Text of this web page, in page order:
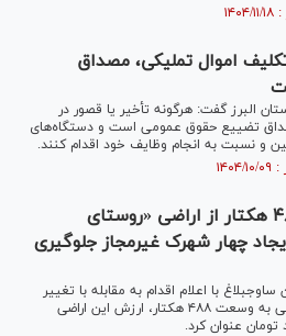
اموال تملیکی، مصداق
البرز گفت: هرگونه تأخیر یا قصور در
تضییع حقوق عمومی است و دستگاه‌های
و نسبت به انجام وظایف خود اقدام کنند.
مقابله با تغییر کاربری ۴۸۸ هکتار از اراضی «روستای
چهار شهرک غیرمجاز جلوگیری
با اعلام اقدام به مقابله با تغییر
کاربری غیرمجاز در این حوزه قضایی به وسعت ۴۸۸ هکتار، ارزش این اراضی